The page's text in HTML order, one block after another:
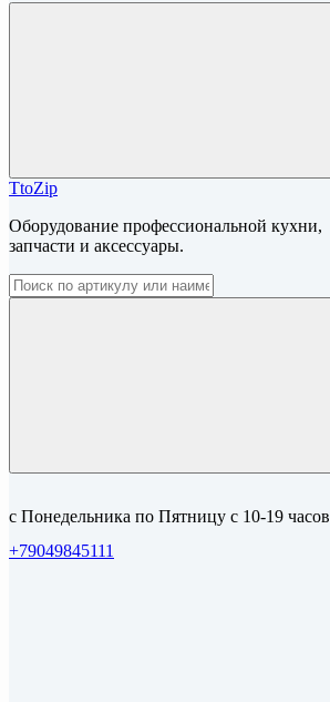
TtoZip
Оборудование профессиональной кухни,
запчасти и аксессуары.
с Понедельника по Пятницу с 10-19 часов
+79049845111